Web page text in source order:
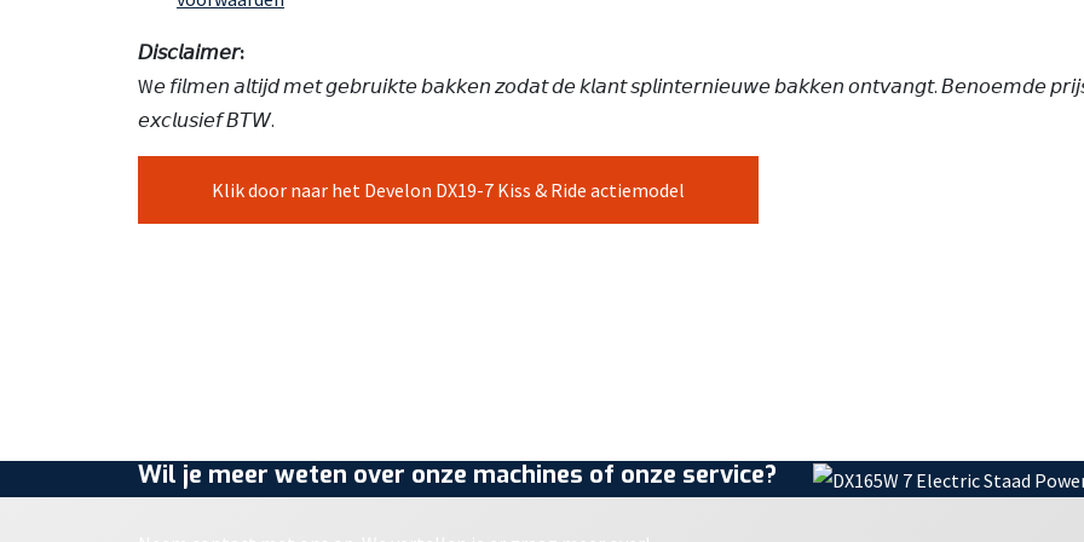
𝘋𝘪𝘴𝘤𝘭𝘢𝘪𝘮𝘦𝘳:
W𝘦 𝘧𝘪𝘭𝘮𝘦𝘯 𝘢𝘭𝘵𝘪𝘫𝘥 𝘮𝘦𝘵 𝘨𝘦𝘣𝘳𝘶𝘪𝘬𝘵𝘦 𝘣𝘢𝘬𝘬𝘦𝘯 𝘻𝘰𝘥𝘢𝘵 𝘥𝘦 𝘬𝘭𝘢𝘯𝘵 𝘴𝘱𝘭𝘪𝘯𝘵𝘦𝘳𝘯𝘪𝘦𝘶𝘸𝘦 𝘣𝘢𝘬𝘬𝘦𝘯 𝘰𝘯𝘵𝘷𝘢𝘯𝘨𝘵. 𝘉𝘦𝘯𝘰𝘦𝘮𝘥𝘦
𝘦𝘹𝘤𝘭𝘶𝘴𝘪𝘦𝘧 𝘉𝘛𝘞.
Klik door naar het Develon DX19-7 Kiss & Ride actiemodel
Wil je meer weten over onze machines of onze service?